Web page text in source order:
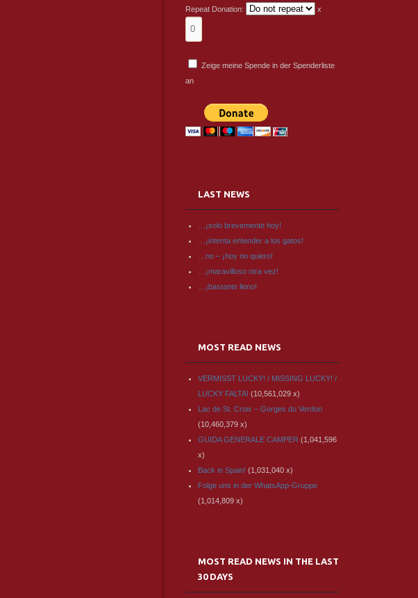
Repeat Donation: x
Zeige meine Spende in der Spenderliste
an
LAST NEWS
…¡solo brevemente hoy!
…¡intenta entender a los gatos!
…no – ¡hoy no quiero!
…¡maravilloso otra vez!
…¡bastante lleno!
MOST READ NEWS
VERMISST LUCKY! / MISSING LUCKY! /
LUCKY FALTA! (10,561,029 x)
Lac de St. Croix – Gorges du Verdon
(10,460,379 x)
GUIDA GENERALE CAMPER (1,041,596
x)
Back in Spain! (1,031,040 x)
Folge uns in der WhatsApp-Gruppe
(1,014,809 x)
MOST READ NEWS IN THE LAST
30 DAYS